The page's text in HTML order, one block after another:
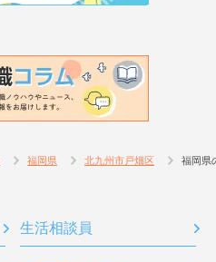
福岡県 北九州市戸畑区 福岡県
生活相談員